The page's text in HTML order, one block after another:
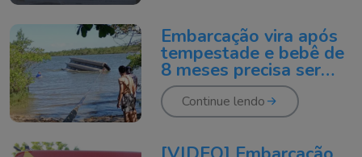
Embarcação vira após
tempestade e bebê de
8 meses precisa ser
resgatado
Continue lendo